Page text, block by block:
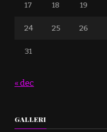
17 18 19
24 25 26
31
« dec
GALLERI